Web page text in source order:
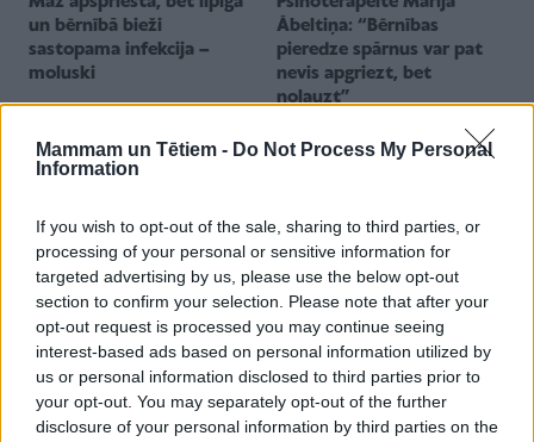
Mammam un Tētiem - Do Not Process My Personal
Information
If you wish to opt-out of the sale, sharing to third parties, or
processing of your personal or sensitive information for
targeted advertising by us, please use the below opt-out
section to confirm your selection. Please note that after your
opt-out request is processed you may continue seeing
interest-based ads based on personal information utilized by
us or personal information disclosed to third parties prior to
your opt-out. You may separately opt-out of the further
disclosure of your personal information by third parties on the
un bērnībā bieži
sastopama infekcija –
moluski
Ābeltiņa: “Bērnības
pieredze spārnus var pat
nevis apgriezt, bet
nolauzt”
BĒRNUDĀRZNIEKS
Kā atturēt sevi no bērna
mūžīgās pamācīšanas?
ĢIMENES VESELĪBA
Kā pareizi rūpēties par
mazu zēnu un meiteņu
intīmo higiēnu?